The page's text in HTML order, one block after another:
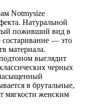
Notmysize
Натуральной
поживший вид в
состаривание — это
материала.
выглядит
черных
в брутальные,
мягкости женским